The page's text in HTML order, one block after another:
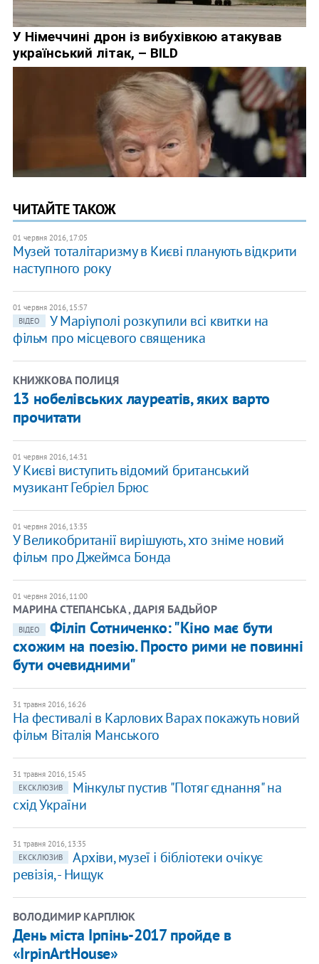
ЧИТАЙТЕ ТАКОЖ
01 червня 2016, 17:05
Музей тоталітаризму в Києві планують відкрити
наступного року
01 червня 2016, 15:57
ВІДЕО
У Маріуполі розкупили всі квитки на
фільм про місцевого священика
КНИЖКОВА ПОЛИЦЯ
13 нобелівських лауреатів, яких варто
прочитати
01 червня 2016, 14:31
У Києві виступить відомий британський
музикант Гебріел Брюс
01 червня 2016, 13:35
У Великобританії вирішують, хто зніме новий
фільм про Джеймса Бонда
01 червня 2016, 11:00
МАРИНА СТЕПАНСЬКА , ДАРІЯ БАДЬЙОР
ВІДЕО
Філіп Сотниченко: "Кіно має бути
схожим на поезію. Просто рими не повинні
бути очевидними"
31 травня 2016, 16:26
На фестивалі в Карлових Варах покажуть новий
фільм Віталія Манського
31 травня 2016, 15:45
ЕКСКЛЮЗИВ
Мінкульт пустив "Потяг єднання" на
схід України
31 травня 2016, 13:35
ЕКСКЛЮЗИВ
Архіви, музеї і бібліотеки очікує
ревізія, - Нищук
ВОЛОДИМИР КАРПЛЮК
День міста Ірпінь-2017 пройде в
«IrpinArtHouse»